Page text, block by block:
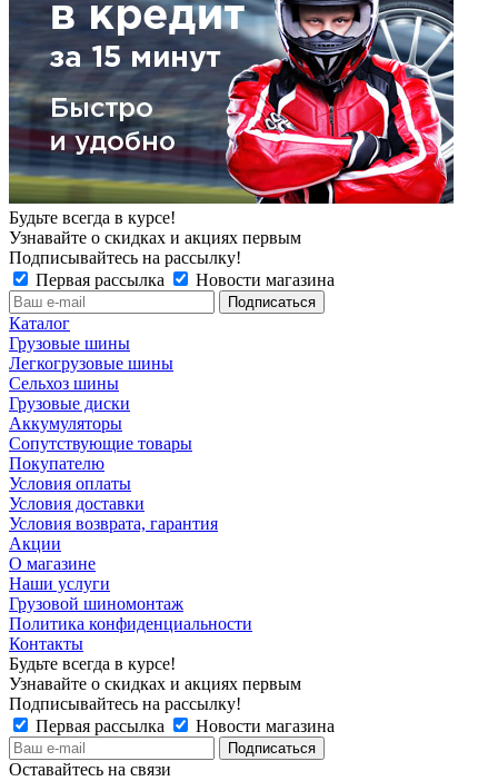
Будьте всегда в курсе!
Узнавайте о скидках и акциях первым
Подписывайтесь на рассылку!
Первая рассылка
Новости магазина
Каталог
Грузовые шины
Легкогрузовые шины
Сельхоз шины
Грузовые диски
Аккумуляторы
Сопутствующие товары
Покупателю
Условия оплаты
Условия доставки
Условия возврата, гарантия
Акции
О магазине
Наши услуги
Грузовой шиномонтаж
Политика конфиденциальности
Контакты
Будьте всегда в курсе!
Узнавайте о скидках и акциях первым
Подписывайтесь на рассылку!
Первая рассылка
Новости магазина
Оставайтесь на связи